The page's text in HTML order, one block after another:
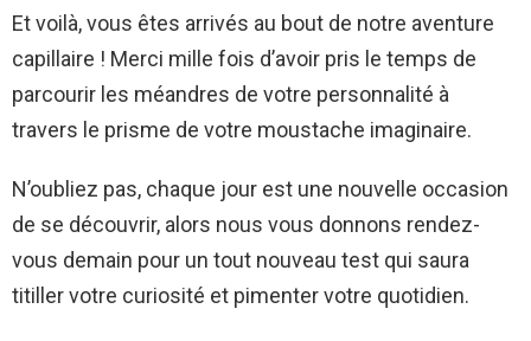
Et voilà, vous êtes arrivés au bout de notre aventure
capillaire ! Merci mille fois d’avoir pris le temps de
parcourir les méandres de votre personnalité à
travers le prisme de votre moustache imaginaire.
N’oubliez pas, chaque jour est une nouvelle occasion
de se découvrir, alors nous vous donnons rendez-
vous demain pour un tout nouveau test qui saura
titiller votre curiosité et pimenter votre quotidien.